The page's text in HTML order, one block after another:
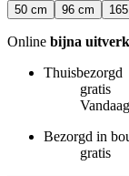
50 cm 96 cm
Online bijna
Thuisbezorgd
gratis
Bezorgd in
gratis